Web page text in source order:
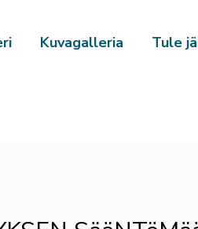
Kuvagalleria Tule